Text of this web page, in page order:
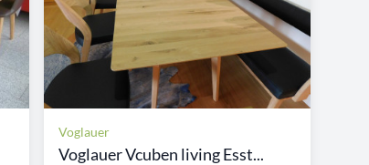
Voglauer
Voglauer Vcuben living Esst...